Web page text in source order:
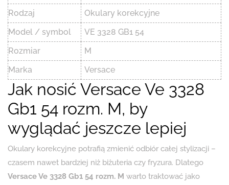
Rodzaj
Okulary korekcyjne
Model / symbol
VE 3328 GB1 54
Rozmiar
M
Marka
Versace
Jak nosić Versace Ve 3328
Gb1 54 rozm. M, by
wyglądać jeszcze lepiej
Okulary korekcyjne potrafią zmienić odbiór całej stylizacji –
czasem nawet bardziej niż biżuteria czy fryzura. Dlatego
Versace Ve 3328 Gb1 54 rozm. M warto traktować jako